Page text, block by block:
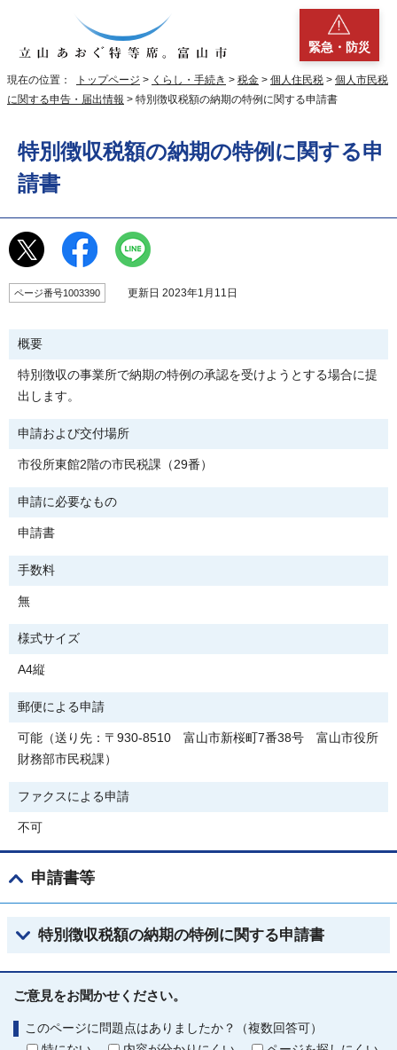
緊急・防災
現在の位置： トップページ > くらし・手続き > 税金 > 個人住民税 > 個人市民税
に関する申告・届出情報 > 特別徴収税額の納期の特例に関する申請書
特別徴収税額の納期の特例に関する申
請書
ページ番号1003390 更新日 2023年1月11日
概要
特別徴収の事業所で納期の特例の承認を受けようとする場合に提
出します。
申請および交付場所
市役所東館2階の市民税課（29番）
申請に必要なもの
申請書
手数料
無
様式サイズ
A4縦
郵便による申請
可能（送り先：〒930-8510 富山市新桜町7番38号 富山市役所
財務部市民税課）
ファクスによる申請
不可
申請書等
特別徴収税額の納期の特例に関する申請書
ご意見をお聞かせください。
このページに問題点はありましたか？（複数回答可）